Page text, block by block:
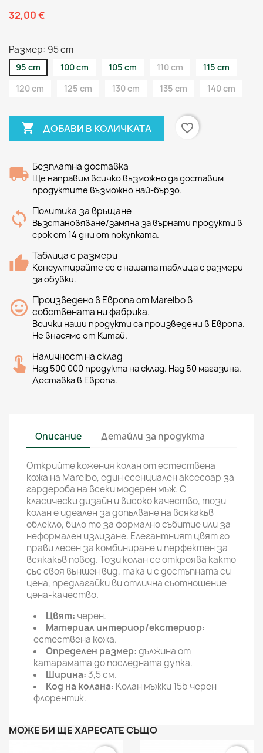
32,00 €
Размер: 95 cm
95 cm 100 cm 105 cm 110 cm
115 cm
120 cm
125 cm 130 cm 135 cm 140 cm
 ДОБАВИ В КОЛИЧКАТА favorite_border
Безплатна доставка
Ще направим всичко възможно да доставим
продуктите възможно най-бързо.
Политика за връщане
Възстановяване/замяна за върнати продукти в
срок от 14 дни от покупката.
Таблица с размери
Консултирайте се с нашата таблица с размери
за обувки.
Произведено в Европа от Marelbo в
собствената ни фабрика.
Всички наши продукти са произведени в Европа.
Не внасяме от Китай.
Наличност на склад
Над 500 000 продукта на склад. Над 50 магазина.
Доставка в Европа.
Описание Детайли за продукта
Открийте кожения колан от естествена
кожа на Marelbo, един есенциален аксесоар за
гардероба на всеки модерен мъж. С
класически дизайн и високо качество, този
колан е идеален за допълване на всякакъв
облекло, било то за формално събитие или за
неформален излизане. Елегантният цвят го
прави лесен за комбиниране и перфектен за
всякакъв повод. Този колан се откроява както
със своя външен вид, така и с достъпната си
цена, предлагайки ви отлична съотношение
цена-качество.
Цвят: черен.
Материал интериор/екстериор:
естествена кожа.
Определен размер:дължина от
катарамата до последната дупка.
Ширина:3,5 см.
Код на колана: Колан мъжки 15b черен
флорентик.
МОЖЕ БИ ЩЕ ХАРЕСАТЕ СЪЩО